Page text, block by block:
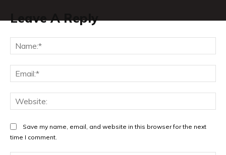
Leave A Reply
Save my name, email, and website in this browser for the next
time I comment.